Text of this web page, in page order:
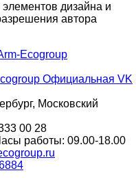
дизайна и
автора
Официальная VK
Московский
00 28
работы: 09.00-18.00